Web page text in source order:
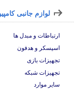
ارتباطات و مبدل ها
اسپسکر و هدفون
تجهیزات بازی
تجهیزات شبکه
سایر موارد